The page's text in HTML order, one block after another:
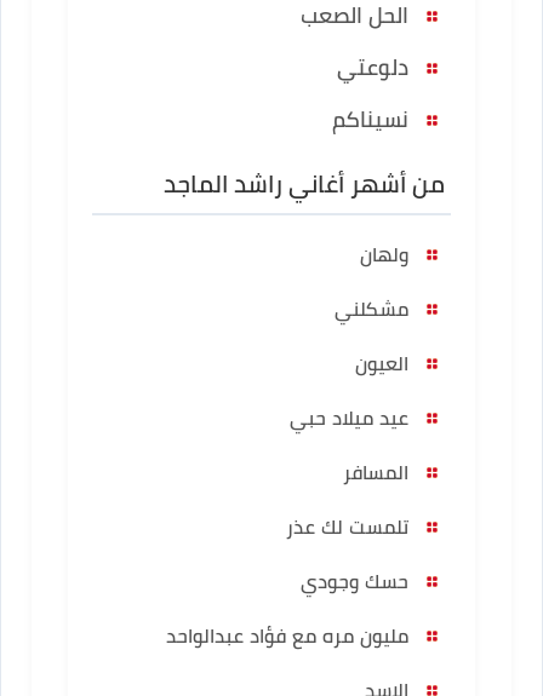
الحل الصعب
دلوعتي
نسيناكم
من أشهر أغاني راشد الماجد
ولهان
مشكلني
العيون
عيد ميلاد حبي
المسافر
تلمست لك عذر
حسك وجودي
مليون مره مع فؤاد عبدالواحد
الاسد